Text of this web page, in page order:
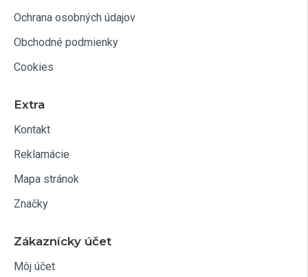
Ochrana osobných údajov
Obchodné podmienky
Cookies
Extra
Kontakt
Reklamácie
Mapa stránok
Značky
Zákaznícky účet
Môj účet